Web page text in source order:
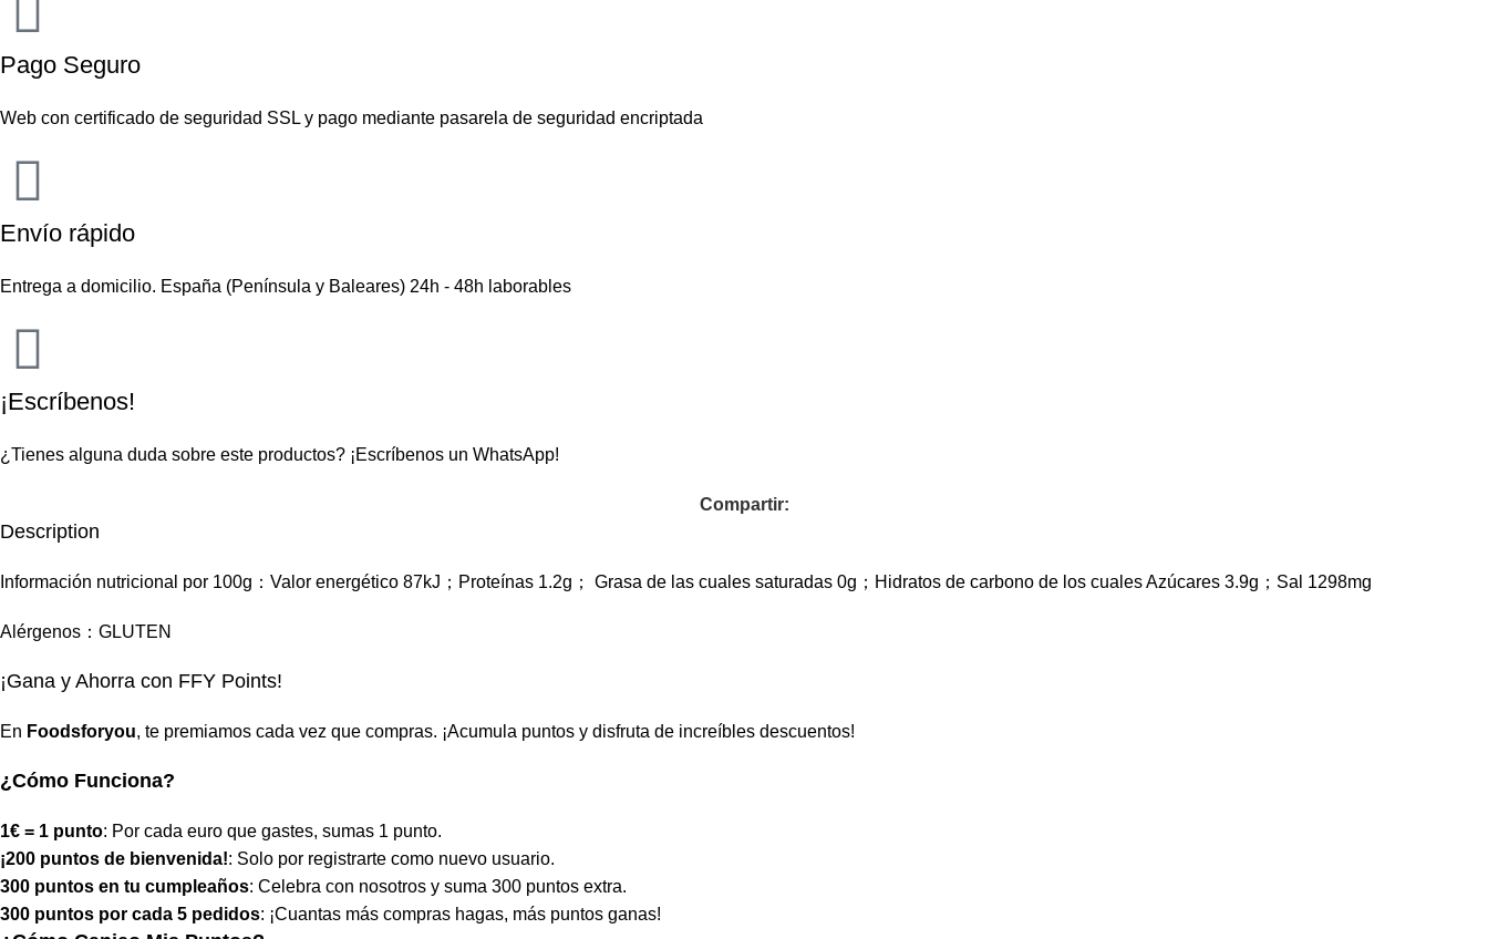
Pago Seguro
Web con certificado de seguridad SSL y pago mediante pasarela de seguridad encriptada
Envío rápido
Entrega a domicilio. España (Península y Baleares) 24h - 48h laborables
¡Escríbenos!
¿Tienes alguna duda sobre este productos? ¡Escríbenos un WhatsApp!
Compartir:
Description
Información nutricional por 100g：Valor energético 87kJ；Proteínas 1.2g； Grasa de las cuales saturadas 0g；Hidratos de carbono de los cuales Azúcares 3.9g；Sal 1298mg
Alérgenos：GLUTEN
¡Gana y Ahorra con FFY Points!
En Foodsforyou, te premiamos cada vez que compras. ¡Acumula puntos y disfruta de increíbles descuentos!
¿Cómo Funciona?
1€ = 1 punto: Por cada euro que gastes, sumas 1 punto.
¡200 puntos de bienvenida!: Solo por registrarte como nuevo usuario.
300 puntos en tu cumpleaños: Celebra con nosotros y suma 300 puntos extra.
300 puntos por cada 5 pedidos: ¡Cuantas más compras hagas, más puntos ganas!